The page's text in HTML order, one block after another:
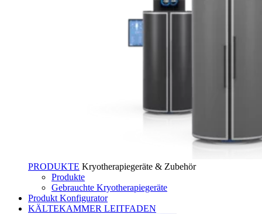
PRODUKTE Kryotherapiegeräte & Zubehör
Produkte
Gebrauchte Kryotherapiegeräte
Produkt Konfigurator
KÄLTEKAMMER LEITFADEN